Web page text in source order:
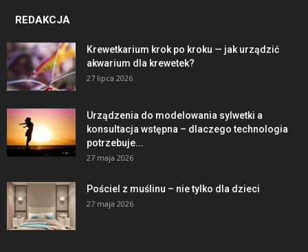
REDAKCJA
Krewetkarium krok po kroku — jak urządzić
akwarium dla krewetek?
27 lipca 2026
Urządzenia do modelowania sylwetki a
konsultacja wstępna – dlaczego technologia
potrzebuje...
27 maja 2026
Pościel z muślinu – nie tylko dla dzieci
27 maja 2026